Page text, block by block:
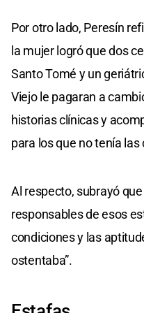
Por otro lado, Peresín
la mujer logró que dos
Santo Tomé y un
Viejo le pagaran a
historias clínicas y
para los que no tenía
Al respecto, subrayó
responsables de esos
condiciones y las
ostentaba”.